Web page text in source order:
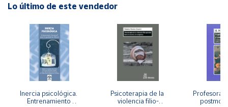
Lo último de este vendedor
Inercia psicológica.
Entrenamiento
Psicoterapia de la
violencia filio-